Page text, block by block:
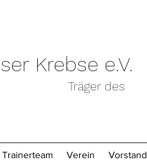
Krebse e.V.
Träger des
Trainerteam Verein Vorstand